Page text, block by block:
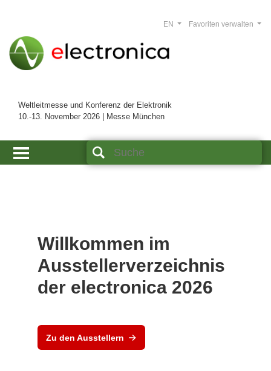
Weltleitmesse und Konferenz der Elektronik
10.-13. November 2026 | Messe München
Favoriten verwalten
EN
Willkommen im
Ausstellerverzeichnis
der electronica 2026
Zu den Ausstellern